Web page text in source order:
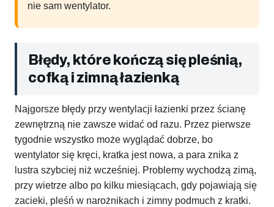
nie sam wentylator.
Błędy, które kończą się pleśnią,
cofką i zimną łazienką
Najgorsze błędy przy wentylacji łazienki przez ścianę
zewnętrzną nie zawsze widać od razu. Przez pierwsze
tygodnie wszystko może wyglądać dobrze, bo
wentylator się kręci, kratka jest nowa, a para znika z
lustra szybciej niż wcześniej. Problemy wychodzą zimą,
przy wietrze albo po kilku miesiącach, gdy pojawiają się
zacieki, pleśń w narożnikach i zimny podmuch z kratki.